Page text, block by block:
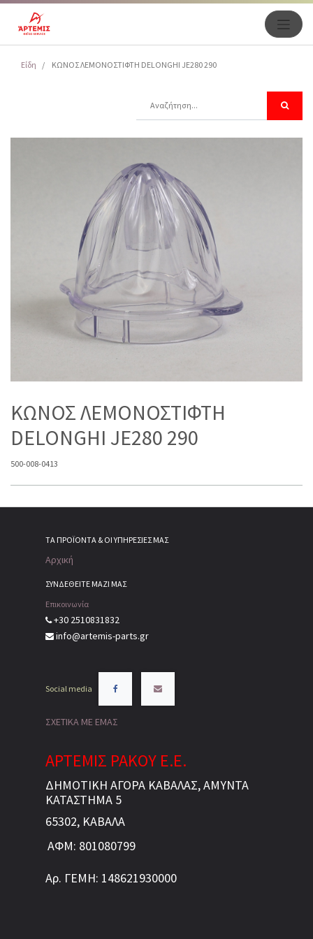
Είδη ΚΩΝΟΣ ΛΕΜΟΝΟΣΤΙΦΤΗ DELONGHI JE280 290
ΚΩΝΟΣ ΛΕΜΟΝΟΣΤΙΦΤΗ
DELONGHI JE280 290
500-008-0413
ΤΑ ΠΡΟΪΌΝΤΑ & ΟΙ ΥΠΗΡΕΣΊΕΣ ΜΑΣ
Αρχική
ΣΥΝΔΕΘΕΙΤΕ ΜΑΖΙ ΜΑΣ
Επικοινωνία
+30 2510831832
info@artemis-parts.gr
Social media
ΣΧΕΤΙΚΑ ΜΕ ΕΜΑΣ
ΑΡΤΕΜΙΣ ΡΑΚΟΥ Ε.Ε.
ΔΗΜΟΤΙΚΗ ΑΓΟΡΑ ΚΑΒΑΛΑΣ, ΑΜΥΝΤΑ
ΚΑΤΑΣΤΗΜΑ 5
65302, ΚΑΒΑΛΑ
ΑΦΜ: 801080799
Αρ. ΓΕΜΗ: 148621930000